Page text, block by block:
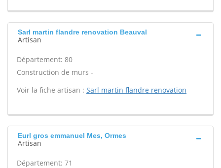
Sarl martin flandre renovation Beauval
Artisan
Département: 80
Construction de murs -
Voir la fiche artisan : Sarl martin flandre renovation
Eurl gros emmanuel Mes, Ormes
Artisan
Département: 71